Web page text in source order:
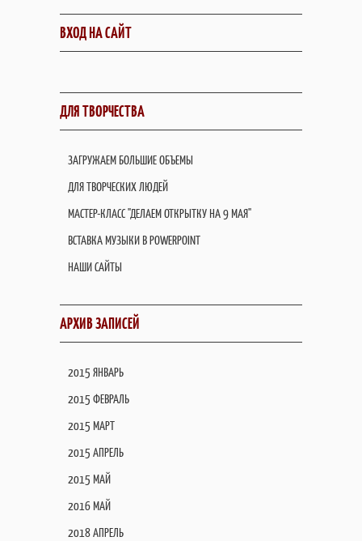
ВХОД НА САЙТ
ДЛЯ ТВОРЧЕСТВА
ЗАГРУЖАЕМ БОЛЬШИЕ ОБЪЕМЫ
ДЛЯ ТВОРЧЕСКИХ ЛЮДЕЙ
МАСТЕР-КЛАСС "ДЕЛАЕМ ОТКРЫТКУ НА 9 МАЯ"
ВСТАВКА МУЗЫКИ В POWERPOINT
НАШИ САЙТЫ
АРХИВ ЗАПИСЕЙ
2015 ЯНВАРЬ
2015 ФЕВРАЛЬ
2015 МАРТ
2015 АПРЕЛЬ
2015 МАЙ
2016 МАЙ
2018 АПРЕЛЬ